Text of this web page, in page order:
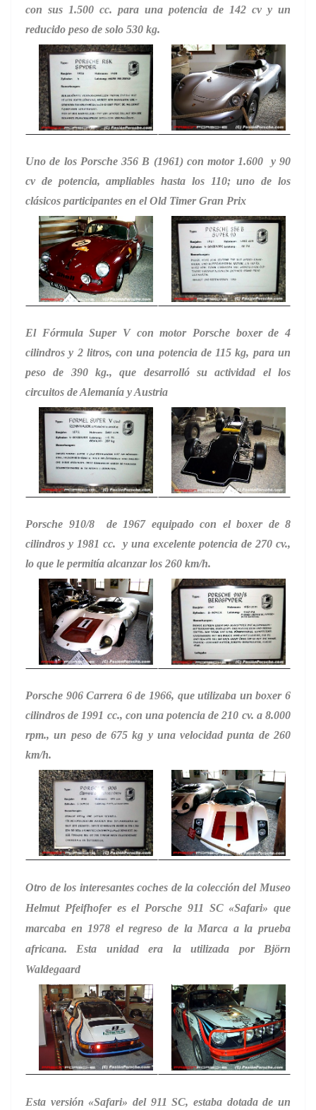
con sus 1.500 cc. para una potencia de 142 cv y un
reducido peso de solo 530 kg.
Uno de los Porsche 356 B (1961) con motor 1.600 y 90
cv de potencia, ampliables hasta los 110; uno de los
clásicos participantes en el Old Timer Gran Prix
El Fórmula Super V con motor Porsche boxer de 4
cilindros y 2 litros, con una potencia de 115 kg, para un
peso de 390 kg., que desarrolló su actividad el los
circuitos de Alemanía y Austria
Porsche 910/8 de 1967 equipado con el boxer de 8
cilindros y 1981 cc. y una excelente potencia de 270 cv.,
lo que le permitía alcanzar los 260 km/h.
Porsche 906 Carrera 6 de 1966, que utilizaba un boxer 6
cilindros de 1991 cc., con una potencia de 210 cv. a 8.000
rpm., un peso de 675 kg y una velocidad punta de 260
km/h.
Otro de los interesantes coches de la colección del Museo
Helmut Pfeifhofer es el Porsche 911 SC «Safari» que
marcaba en 1978 el regreso de la Marca a la prueba
africana. Esta unidad era la utilizada por Björn
Waldegaard
Esta versión «Safari» del 911 SC, estaba dotada de un